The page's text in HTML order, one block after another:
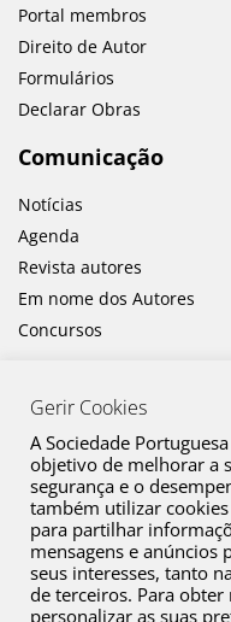
Portal membros
Direito de Autor
Formulários
Declarar Obras
Comunicação
Notícias
Agenda
Revista autores
Em nome dos Autores
Concursos
Canal de Denúncia
Plano de Prevenção de
Política de Privacidade
Gerir Cookies
A Sociedade
objetivo de melhorar a
segurança e o
também utilizar
para partilhar
mensagens e anúncios
seus interesses, tanto
de terceiros. Para
personalizar as suas